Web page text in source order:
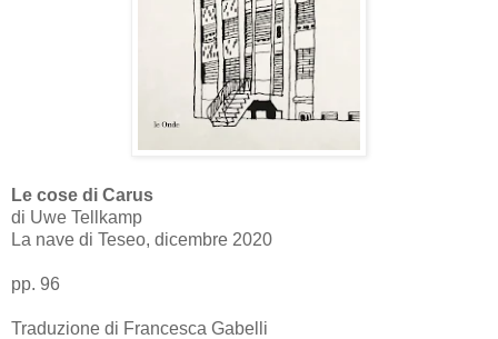
Le cose di Carus
di Uwe Tellkamp
La nave di Teseo, dicembre 2020
pp. 96
Traduzione di Francesca Gabelli